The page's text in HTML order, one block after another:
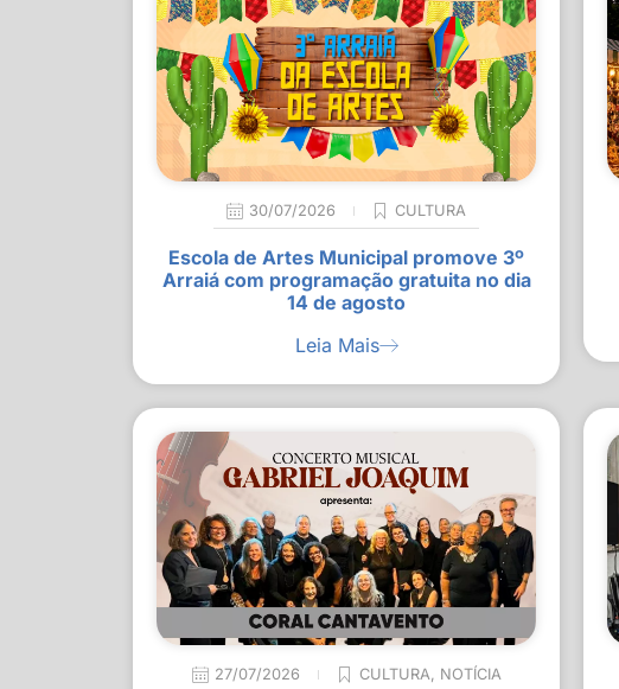
30/07/2026 CULTURA
Escola de Artes Municipal promove 3º
Arraiá com programação gratuita no dia
14 de agosto
Leia Mais
27/07/2026 CULTURA, NOTÍCIA